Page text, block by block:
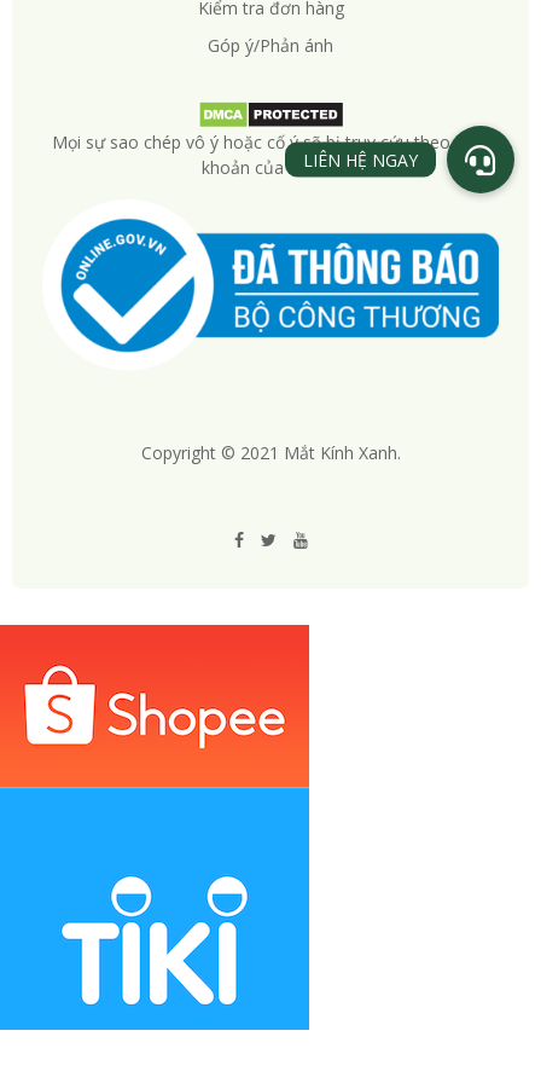
Kiểm tra đơn hàng
Góp ý/Phản ánh
Mọi sự sao chép vô ý hoặc cố ý sẽ bị truy cứu theo điều
khoản của DMCA
Copyright © 2021 Mắt Kính Xanh.